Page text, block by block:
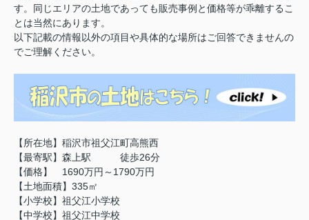
す。同じエリアの土地であっても販売事例と価格等が乖離するこ
とは当然にあります。
以下記載の情報以外の項目や具体的な場所はご回答できませんの
でご理解ください。
【所在地】稲沢市祖父江町高熊西
【最寄駅】森上駅 徒歩26分
【価格】 1690万円～1790万円
【土地面積】335㎡
【小学校】祖父江小学校
【中学校】祖父江中学校